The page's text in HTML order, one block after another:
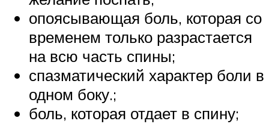
опоясывающая боль, которая со
временем только разрастается
на всю часть спины;
спазматический характер боли в
одном боку.;
боль, которая отдает в спину;